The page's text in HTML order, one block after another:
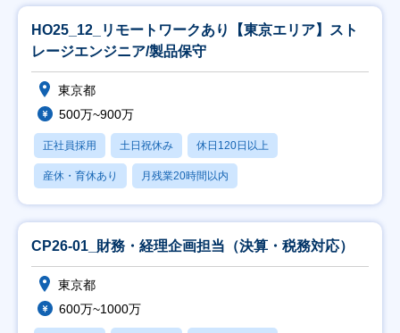
HO25_12_リモートワークあり【東京エリア】スト
レージエンジニア/製品保守
東京都
500万~900万
正社員採用 土日祝休み 休日120日以上
産休・育休あり 月残業20時間以内
CP26-01_財務・経理企画担当（決算・税務対応）
東京都
600万~1000万